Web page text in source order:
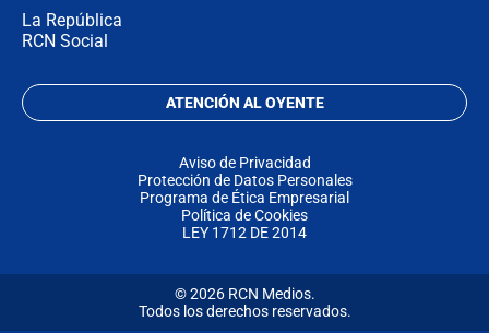
La República
RCN Social
ATENCIÓN AL OYENTE
Aviso de Privacidad
Protección de Datos Personales
Programa de Ética Empresarial
Política de Cookies
LEY 1712 DE 2014
© 2026 RCN Medios.
Todos los derechos reservados.